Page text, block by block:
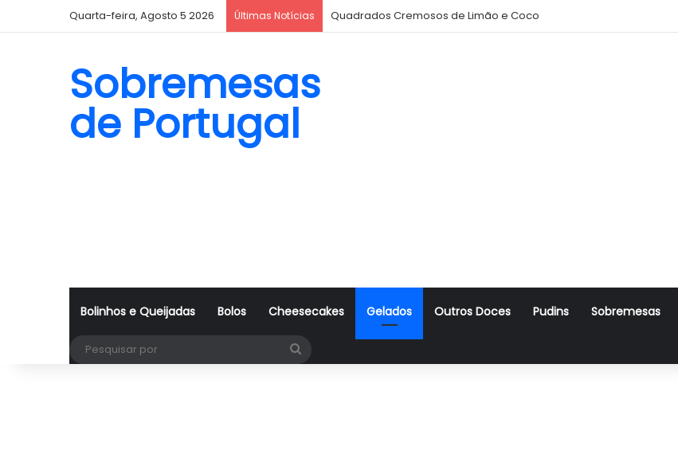
Quarta-feira, Agosto 5 2026 Últimas Notícias Quadrados Cremosos de Limão e Coco
Sobremesas
de Portugal
Bolinhos e Queijadas Bolos Cheesecakes Gelados Outros Doces Pudins Sobremesas